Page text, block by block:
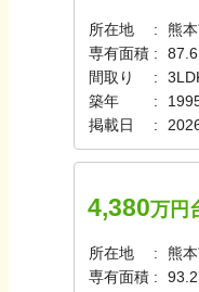
所在地
熊
専有面積
間取り
築年
掲載日
4,380万円
所在地
熊
専有面積